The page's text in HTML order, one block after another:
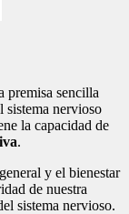
premisa sencilla
sistema nervioso
la capacidad de
.
y el bienestar
de nuestra
sistema nervioso.